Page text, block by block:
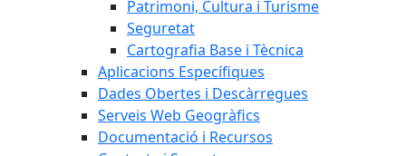
Patrimoni, Cultura i Turisme
Seguretat
Cartografia Base i Tècnica
Aplicacions Específiques
Dades Obertes i Descàrregues
Serveis Web Geogràfics
Documentació i Recursos